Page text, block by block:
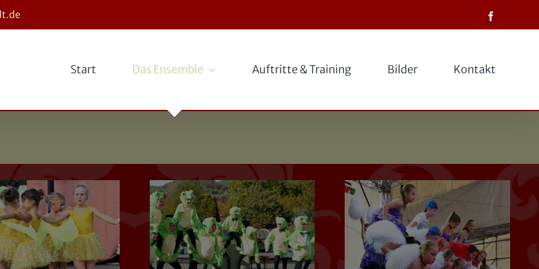
Start Das Ensemble Auftritte & Training Bilder Kontakt